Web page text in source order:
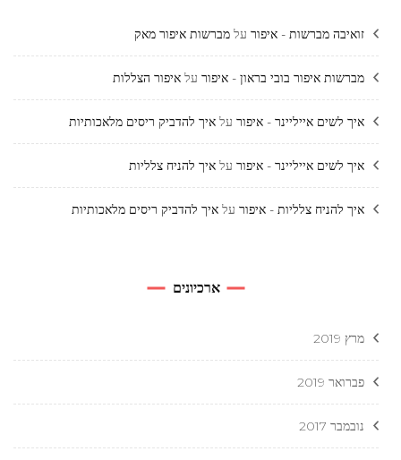
זואיבה מברשות - איפור על מברשות איפור מאק
מברשות איפור בובי בראון - איפור על איפור הצללות
איך לשים אייליינר - איפור על איך להדביק ריסים מלאכותיות
איך לשים אייליינר - איפור על איך להניח צלליות
איך להניח צלליות - איפור על איך להדביק ריסים מלאכותיות
ארכיונים
מרץ 2019
פברואר 2019
נובמבר 2017